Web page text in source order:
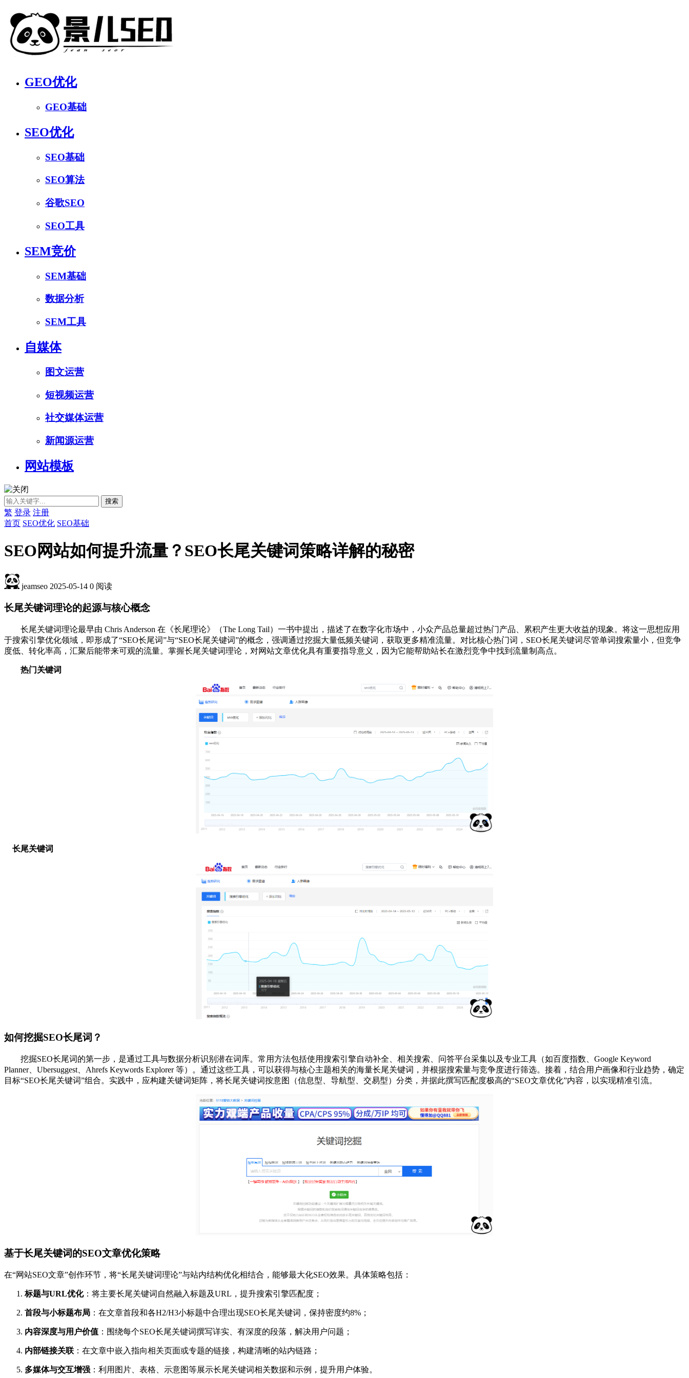
GEO优化
GEO基础
SEO优化
SEO基础
SEO算法
谷歌SEO
SEO工具
SEM竞价
SEM基础
数据分析
SEM工具
自媒体
图文运营
短视频运营
社交媒体运营
新闻源运营
网站模板
繁 登录 注册
首页 SEO优化 SEO基础
SEO网站如何提升流量？SEO长尾关键词策略详解的秘密
jeamseo 2025-05-14 0 阅读
长尾关键词理论的起源与核心概念
长尾关键词理论最早由 Chris Anderson 在《长尾理论》（The Long Tail）一书中提出，描述了在数字化市场中，小众产品总量超过热门产品、累积产生更大收益的现象。将这一思想应用
于搜索引擎优化领域，即形成了“SEO长尾词”与“SEO长尾关键词”的概念，强调通过挖掘大量低频关键词，获取更多精准流量。对比核心热门词，SEO长尾关键词尽管单词搜索量小，但竞争
度低、转化率高，汇聚后能带来可观的流量。掌握长尾关键词理论，对网站文章优化具有重要指导意义，因为它能帮助站长在激烈竞争中找到流量制高点。
热门 关键词
长尾关键词
如何挖掘SEO长尾词？
挖掘SEO长尾词的第一步，是通过工具与数据分析识别潜在词库。常用方法包括使用搜索引擎自动补全、相关搜索、问答平台采集以及专业工具（如百度指数、Google Keyword
Planner、Ubersuggest、Ahrefs Keywords Explorer 等）。通过这些工具，可以获得与核心主题相关的海量长尾关键词，并根据搜索量与竞争度进行筛选。接着，结合用户画像和行业趋势，确定
目标“SEO长尾关键词”组合。实践中，应构建关键词矩阵，将长尾关键词按意图（信息型、导航型、交易型）分类，并据此撰写匹配度极高的“SEO文章优化”内容，以实现精准引流。
基于长尾关键词的SEO文章优化策略
在“网站SEO文章”创作环节，将“长尾关键词理论”与站内结构优化相结合，能够最大化SEO效果。具体策略包括：
标题与URL优化：将主要长尾关键词自然融入标题及URL，提升搜索引擎匹配度；
首段与小标题布局 ：在文章首段和各H2/H3小标题中合理出现SEO长尾关键词，保持密度约8%；
内容深度与用户价值 ：围绕每个SEO长尾关键词撰写详实、有深度的段落，解决用户问题；
内部链接关联 ：在文章中嵌入指向相关页面或专题的链接，构建清晰的站内链路；
多媒体与交互增强 ：利用图片、表格、示意图等展示长尾关键词相关数据和示例，提升用户体验。